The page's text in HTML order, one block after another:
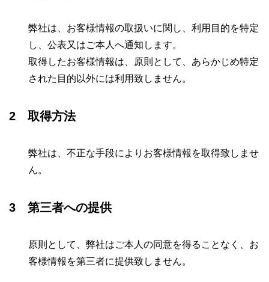
弊社は、お客様情報の取扱いに関し、利用目的を特定
し、公表又はご本人へ通知します。
取得したお客様情報は、原則として、あらかじめ特定
された目的以外には利用致しません。
2 取得方法
弊社は、不正な手段によりお客様情報を取得致しませ
ん。
3 第三者への提供
原則として、弊社はご本人の同意を得ることなく、お
客様情報を第三者に提供致しません。